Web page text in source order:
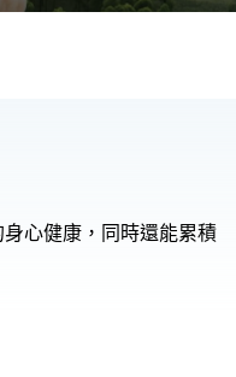
心健康，同時還能累積